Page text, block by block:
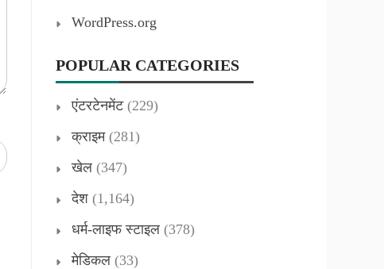
WordPress.org
POPULAR CATEGORIES
एंटरटेनमेंट(229)
क्राइम(281)
खेल (347)
देश (1,164)
धर्म-लाइफ स्टाइल (378)
मेडिकल (33)